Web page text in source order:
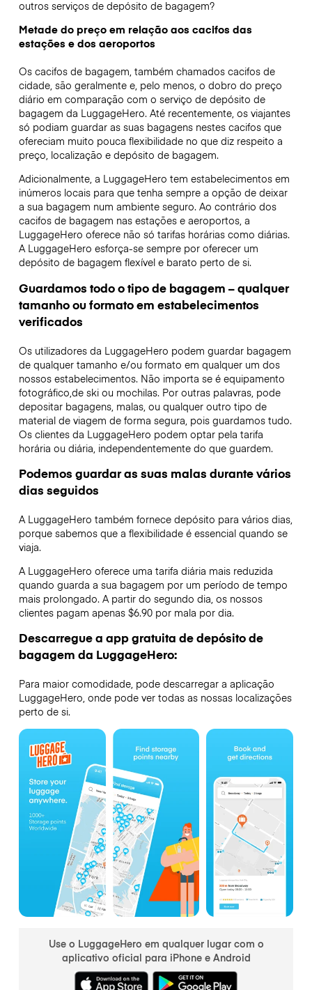
outros serviços de depósito de bagagem?
Metade do preço em relação aos cacifos das
estações e dos aeroportos
Os cacifos de bagagem, também chamados cacifos de
cidade, são geralmente e, pelo menos, o dobro do preço
diário em comparação com o serviço de depósito de
bagagem da LuggageHero. Até recentemente, os viajantes
só podiam guardar as suas bagagens nestes cacifos que
ofereciam muito pouca flexibilidade no que diz respeito a
preço, localização e depósito de bagagem.
Adicionalmente, a LuggageHero tem estabelecimentos em
inúmeros locais para que tenha sempre a opção de deixar
a sua bagagem num ambiente seguro. Ao contrário dos
cacifos de bagagem nas estações e aeroportos, a
LuggageHero oferece não só tarifas horárias como diárias.
A LuggageHero esforça-se sempre por oferecer um
depósito de bagagem flexível e barato perto de si.
Guardamos todo o tipo de bagagem – qualquer
tamanho ou formato em estabelecimentos
verificados
Os utilizadores da LuggageHero podem guardar bagagem
de qualquer tamanho e/ou formato em qualquer um dos
nossos estabelecimentos. Não importa se é equipamento
fotográfico,de ski ou mochilas. Por outras palavras, pode
depositar bagagens, malas, ou qualquer outro tipo de
material de viagem de forma segura, pois guardamos tudo.
Os clientes da LuggageHero podem optar pela tarifa
horária ou diária, independentemente do que guardem.
Podemos guardar as suas malas durante vários
dias seguidos
A LuggageHero também fornece depósito para vários dias,
porque sabemos que a flexibilidade é essencial quando se
viaja.
A LuggageHero oferece uma tarifa diária mais reduzida
quando guarda a sua bagagem por um período de tempo
mais prolongado. A partir do segundo dia, os nossos
clientes pagam apenas $6.90 por mala por dia.
Descarregue a app gratuita de depósito de
bagagem da LuggageHero:
Para maior comodidade, pode descarregar a aplicação
LuggageHero, onde pode ver todas as nossas localizações
perto de si.
Use o LuggageHero em qualquer lugar com o
aplicativo oficial para iPhone e Android